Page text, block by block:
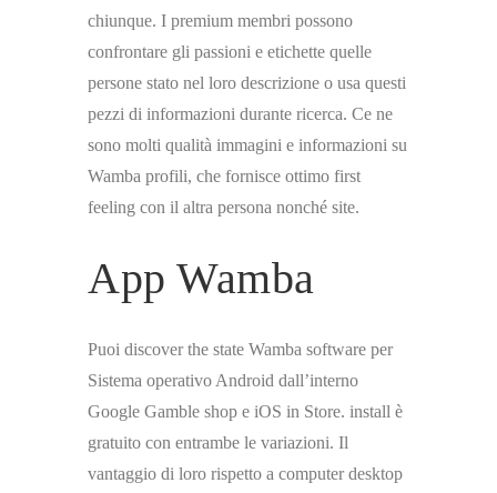
chiunque. I premium membri possono
confrontare gli passioni e etichette quelle
persone stato nel loro descrizione o usa questi
pezzi di informazioni durante ricerca. Ce ne
sono molti qualità immagini e informazioni su
Wamba profili, che fornisce ottimo first
feeling con il altra persona nonché site.
App Wamba
Puoi discover the state Wamba software per
Sistema operativo Android dall’interno
Google Gamble shop e iOS in Store. install è
gratuito con entrambe le variazioni. Il
vantaggio di loro rispetto a computer desktop